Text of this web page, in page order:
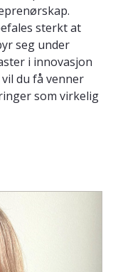
sterkt at
seg under
i innovasjon
du få venner
som virkelig